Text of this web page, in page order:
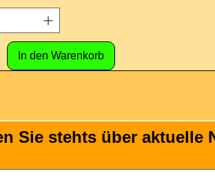
In den Warenkorb
Sie stehts über aktuelle